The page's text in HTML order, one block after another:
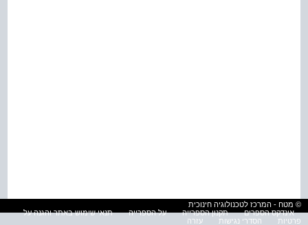
© מטח - המרכז לטכנולוגיה חינוכית
אינדקס הספרים
תקנון הספרייה על הספרייה
תנאי שימוש באתר והגנה על
פרטיות
הסדרי נגישות עזרה